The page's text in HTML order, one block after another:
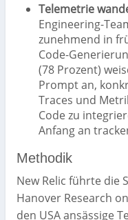
Telemetrie
Engineering-
zunehmend in
Code-
(78 Prozent)
Prompt an,
Traces und
Code zu
Anfang an
Methodik
New Relic führte die
Hanover Research
den USA ansässige